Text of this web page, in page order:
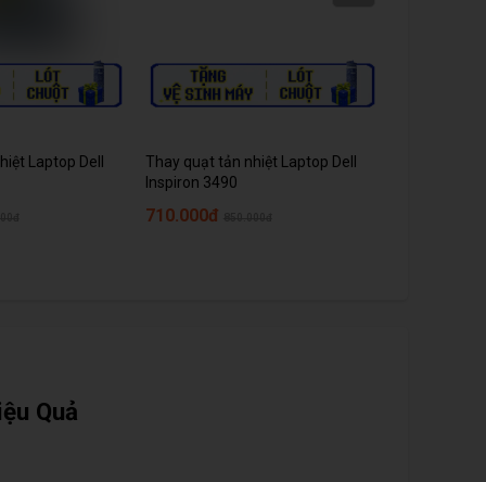
Laptop Dell
Thay quạt tản nhiệt Laptop Dell
Inspiron 3490
710.000đ
Quả